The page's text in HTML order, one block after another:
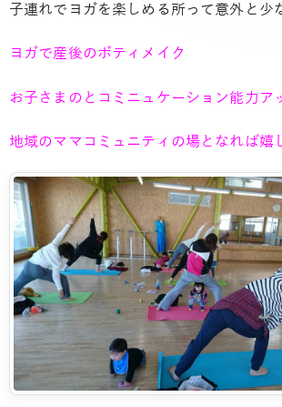
子連れでヨガを楽しめる所って意外と少
ヨガで産後のボティメイク
お子さまのとコミニュケーション能力ア
地域のママコミュニティの場となれば嬉